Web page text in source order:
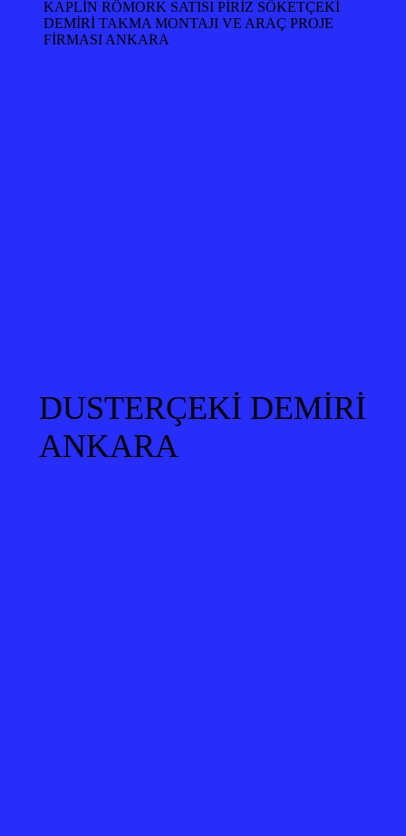
KAPLİN RÖMORK SATISI PİRİZ SÖKETÇEKİ
DEMİRİ TAKMA MONTAJI VE ARAÇ PROJE
FİRMASI ANKARA
DUSTERÇEKİ DEMİRİ
ANKARA